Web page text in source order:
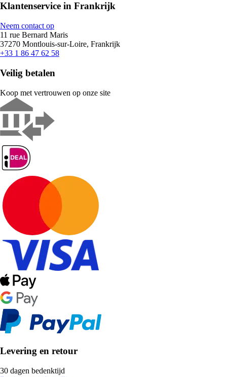
Klantenservice in Frankrijk
Neem contact op
11 rue Bernard Maris
37270 Montlouis-sur-Loire, Frankrijk
+33 1 86 47 62 58
Veilig betalen
Koop met vertrouwen op onze site
Levering en retour
30 dagen bedenktijd